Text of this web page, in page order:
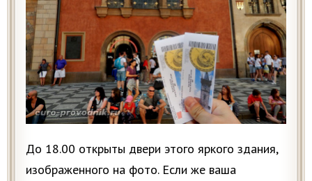
До 18.00 открыты двери этого яркого здания,
изображенного на фото. Если же ваша